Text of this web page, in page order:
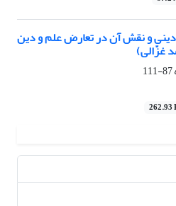
و نقش آن در تعارض علم و دین
غزّالی)
87-111
262.93